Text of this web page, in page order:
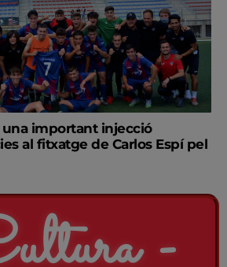
una important injecció
al fitxatge de Carlos Espí pel